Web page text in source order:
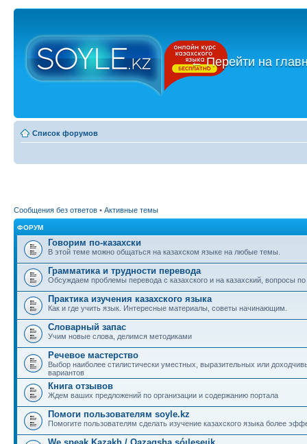
←Перейти на
Список форумов
Сообщения без ответов • Активные темы
ФОРУМ
Говорим по-казахски
В этой теме можно общаться на казахском языке на любые темы.
Грамматика и трудности перевода
Обсуждаем проблемы перевода с казахского и на казахский, вопросы
Практика изучения казахского языка
Как и где учить язык. Интересные материалы, советы начинающим.
Словарный запас
Учим новые слова, делимся методиками
Речевое мастерство
Выбор наиболее стилистически уместных, выразительных или
вариантов
Книга отзывов
Ждем ваших предложений по организации и содержанию портала
Помоги пользователям soyle.kz
Помогите пользователям сделать изучение казахского языка более
We speak Kazakh / Qazaqsha sóıleseıik